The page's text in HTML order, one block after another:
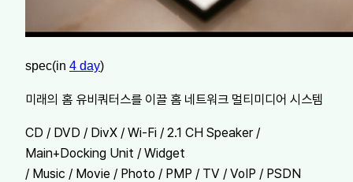
spec(in 4 day)
미래의 홈 유비쿼터스를 이끌 홈 네트워크 멀티미디어 시스템
CD / DVD / DivX / Wi-Fi / 2.1 CH Speaker /
Main+Docking Unit / Widget
/ Music / Movie / Photo / PMP / TV / VoIP / PSDN